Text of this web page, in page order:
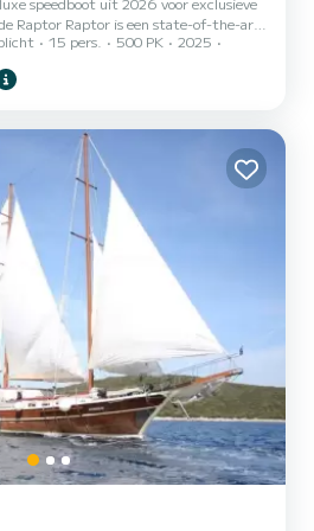
gloednieuw voor 2025, ontworpen
en exclusiviteit zoeken. Of het nu
groepstour, Raptor biedt de perfecte
Snorke...
15 pers. 500 PK
2025